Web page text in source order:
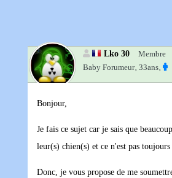
Lko 30 Membre
Baby Forumeur‚ 33ans‚
Bonjour,
Je fais ce sujet car je sais que
leur(s) chien(s) et ce n'est pas
Donc, je vous propose de me